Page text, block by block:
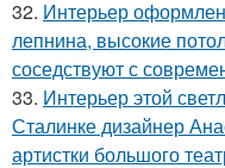
32. Интерьер
лепнина, высокие
соседствуют с
33. Интерьер этой
Сталинке дизайнер
артистки большого